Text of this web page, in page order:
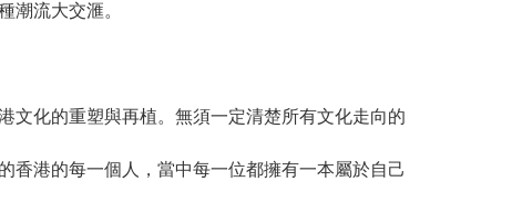
潮流大交滙。
文化的重塑與再植。無須一定清楚所有文化走向的
香港的每一個人，當中每一位都擁有一本屬於自己